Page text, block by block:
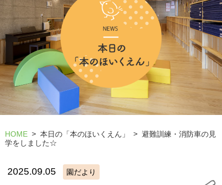
HOME 本日の「本のほいくえん」
避難訓練・消防車の見
学をしました☆
2025.09.05 園だより